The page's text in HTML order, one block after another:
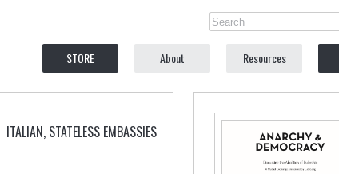
STORE About Resources
ITALIAN, STATELESS EMBASSIES